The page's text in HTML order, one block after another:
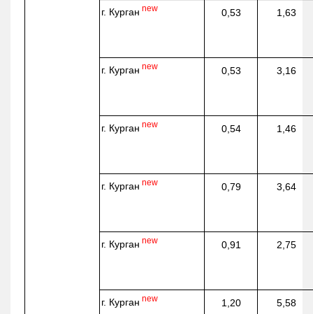
г. Курган new 0,53 1,63
г. Курган new 0,53 3,16
г. Курган new 0,54 1,46
г. Курган new 0,79 3,64
г. Курган new 0,91 2,75
г. Курган new 1,20 5,58